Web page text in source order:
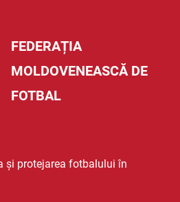
FEDERAȚIA
MOLDOVENEASCĂ DE
FOTBAL
și protejarea fotbalului în